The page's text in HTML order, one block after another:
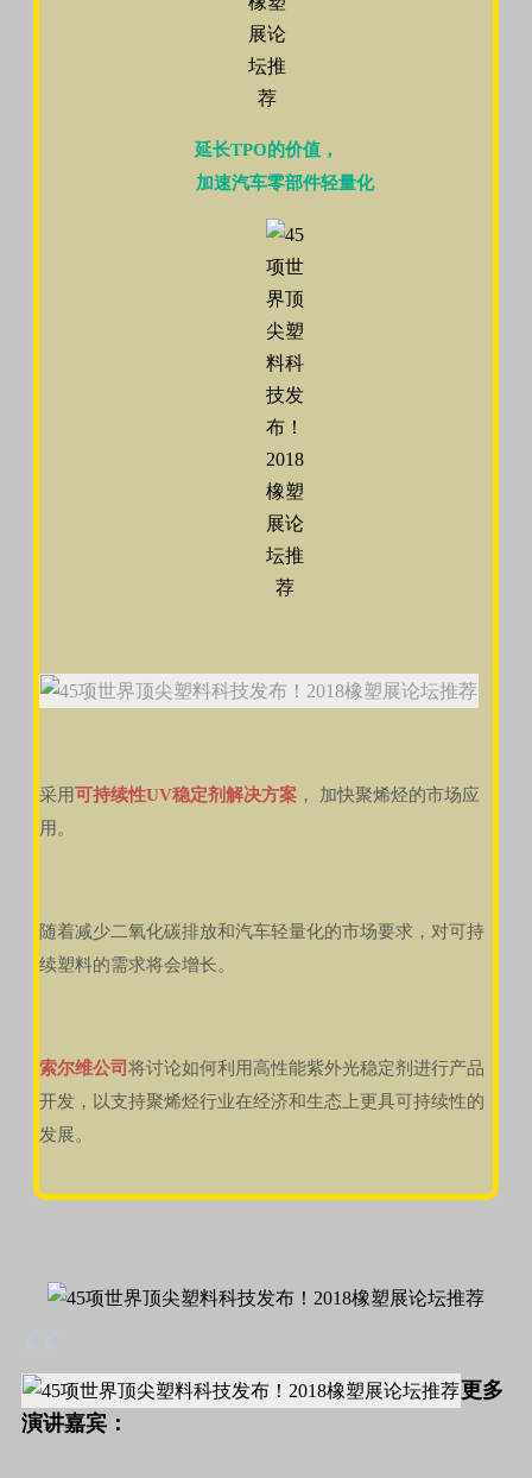
延长TPO的价值，
加速汽车零部件轻量化
采用可持续性UV稳定剂解决方案 ， 加快聚烯烃的市场应
用。
随着减少二氧化碳排放和汽车轻量化的市场要求，对可持
续塑料的需求将会增长。
索尔维公司 将讨论如何利用高性能紫外光稳定剂进行产品
开发，以支持聚烯烃行业在经济和生态上更具可持续性的
发展。
“
更多
演讲嘉宾：